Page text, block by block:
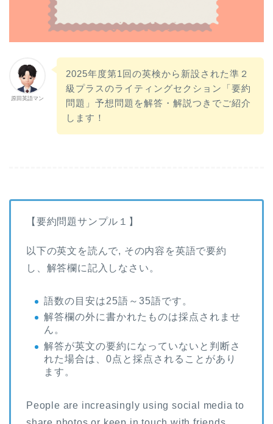
原田英語マン
2025年度第1回の英検から新設された準２
級プラスのライティングセクション「要約
問題」予想問題を解答・解説つきでご紹介
します！
【要約問題サンプル１】
以下の英文を読んで, その内容を英語で要約
し、解答欄に記入しなさい。
語数の目安は25語～35語です。
解答欄の外に書かれたものは採点されませ
ん。
解答が英文の要約になっていないと判断さ
れた場合は、0点と採点されることがあり
ます。
People are increasingly using social media to